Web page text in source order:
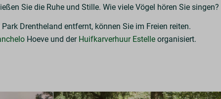
Sie die Ruhe und Stille. Wie viele Vögel hören Sie singen?
Drentheland entfernt, können Sie im Freien reiten.
Hoeve und der Huifkarverhuur Estelle organisiert.